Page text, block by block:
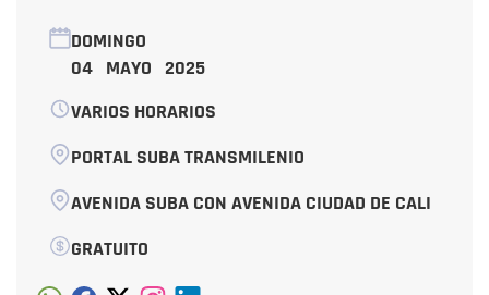
DOMINGO
04 MAYO 2025
VARIOS HORARIOS
PORTAL SUBA TRANSMILENIO
AVENIDA SUBA CON AVENIDA CIUDAD DE CALI
GRATUITO